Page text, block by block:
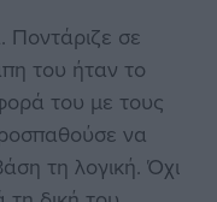
Ποντάριζε σε
του ήταν το
του με τους
να
τη λογική. Όχι